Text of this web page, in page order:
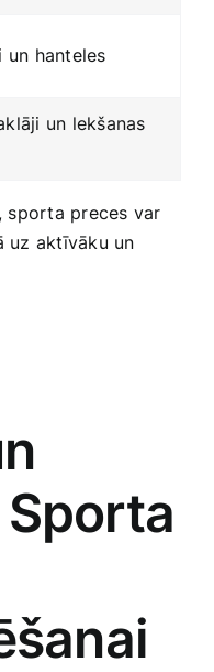
⁣un hanteles
un lekšanas⁤
sporta preces ​var
uz aktīvāku‍ un